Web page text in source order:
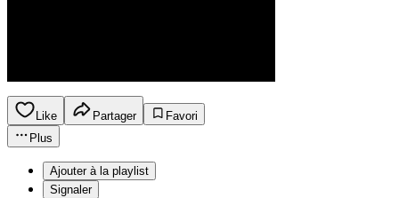
Like Partager
Favori
Plus
Ajouter à la playlist
Signaler